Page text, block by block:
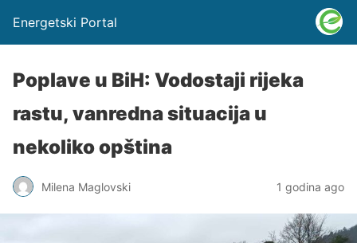
Energetski Portal
Poplave u BiH: Vodostaji rijeka
rastu, vanredna situacija u
nekoliko opština
Milena Maglovski 1 godina ago